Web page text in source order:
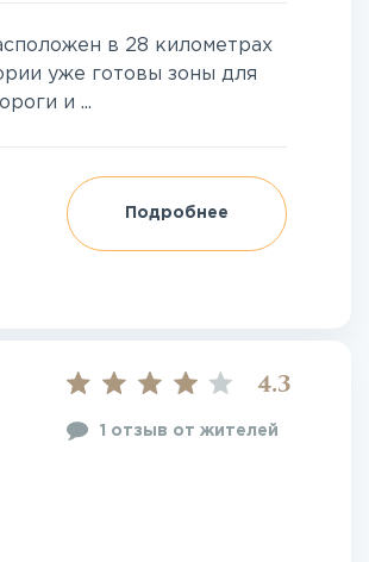
в 28 километрах
уже готовы зоны для
и ...
Подробнее
4.3
1 отзыв от жителей